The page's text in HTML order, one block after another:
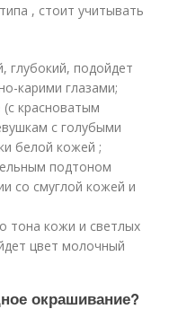
, стоит учитывать
подойдет
карими глазами;
красноватым
с голубыми
белой кожей ;
подтоном
со смуглой кожей и
тона кожи и светлых
цвет молочный
окрашивание?